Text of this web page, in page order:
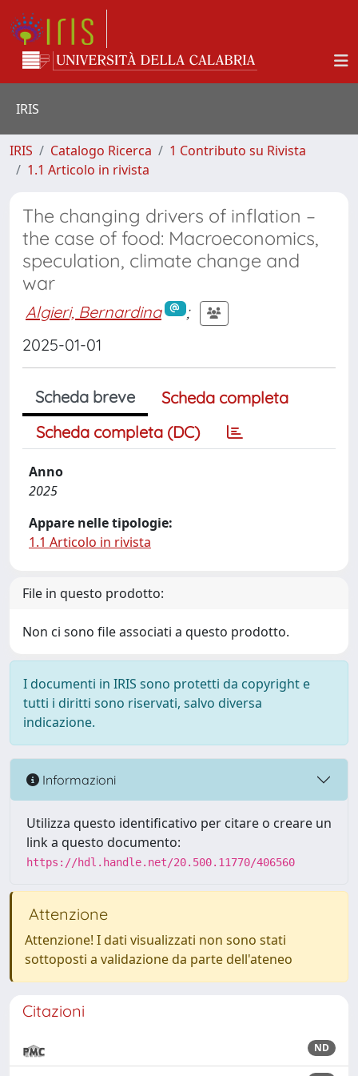
IRIS
IRIS Catalogo Ricerca
1 Contributo su Rivista
1.1 Articolo in rivista
The changing drivers of inflation –
the case of food: Macroeconomics,
speculation, climate change and
war
Algieri, Bernardina
;
2025-01-01
Scheda breve
Scheda completa
Scheda completa (DC)
Anno
2025
Appare nelle tipologie:
1.1 Articolo in rivista
File in questo prodotto:
Non ci sono file associati a questo prodotto.
I documenti in IRIS sono protetti da copyright e
tutti i diritti sono riservati, salvo diversa
indicazione.
Informazioni
Utilizza questo identificativo per citare o creare un
link a questo documento:
https://hdl.handle.net/20.500.11770/406560
Attenzione
Attenzione! I dati visualizzati non sono stati
sottoposti a validazione da parte dell'ateneo
Citazioni
ND